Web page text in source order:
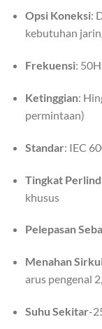
Opsi Koneksi:
kebutuhan
Frekuensi:
Ketinggian:
permintaan)
Standar: IEC
Tingkat
khusus
Pelepasan
Menahan
arus pengenal
Suhu Sekitar-